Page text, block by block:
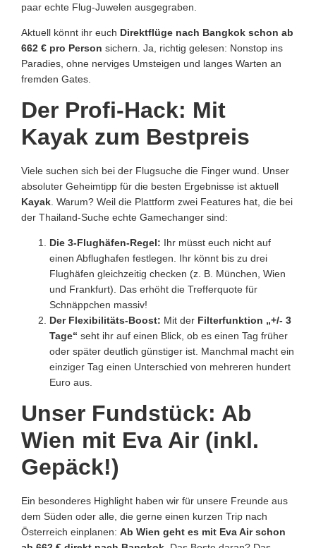
paar echte Flug-Juwelen ausgegraben.
Aktuell könnt ihr euch Direktflüge nach Bangkok schon ab
662 € pro Person sichern. Ja, richtig gelesen: Nonstop ins
Paradies, ohne nerviges Umsteigen und langes Warten an
fremden Gates.
Der Profi-Hack: Mit
Kayak zum Bestpreis
Viele suchen sich bei der Flugsuche die Finger wund. Unser
absoluter Geheimtipp für die besten Ergebnisse ist aktuell
Kayak . Warum? Weil die Plattform zwei Features hat, die bei
der Thailand-Suche echte Gamechanger sind:
Die 3-Flughäfen-Regel: Ihr müsst euch nicht auf
einen Abflughafen festlegen. Ihr könnt bis zu drei
Flughäfen gleichzeitig checken (z. B. München, Wien
und Frankfurt). Das erhöht die Trefferquote für
Schnäppchen massiv!
Der Flexibilitäts-Boost: Mit der Filterfunktion „+/- 3
Tage“ seht ihr auf einen Blick, ob es einen Tag früher
oder später deutlich günstiger ist. Manchmal macht ein
einziger Tag einen Unterschied von mehreren hundert
Euro aus.
Unser Fundstück: Ab
Wien mit Eva Air (inkl.
Gepäck!)
Ein besonderes Highlight haben wir für unsere Freunde aus
dem Süden oder alle, die gerne einen kurzen Trip nach
Österreich einplanen: Ab Wien geht es mit Eva Air schon